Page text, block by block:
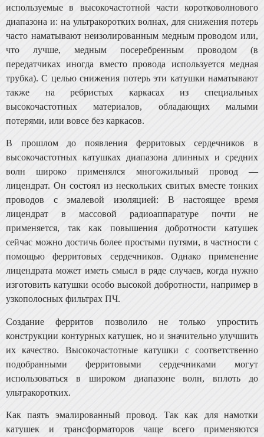
используемые в высокочастотной части коротковолно­вого
диапазона и: на ультракоротких волнах, для снижения потерь
часто наматывают неизолированным медным проводом или,
что лучше, медным посеребренным прово­дом (в
передатчиках иногда вместо провода использует­ся медная
трубка). С целью снижения потерь эти катушки наматывают
также на ребристых каркасах из специальных
высокочастотных материалов, обладающих малыми
потерями, или вовсе без каркасов.
В прошлом до появления ферритовых сердечников в
высокочастотных катушках диапазона длинных и сред­них
волн широко применялся многожильный провод —
лицендрат. Он состоял из нескольких свитых вместе тонких
проводов с эмалевой изоляцией: В настоящее время
лицендрат в массовой радиоаппаратуре почти не
применяется, так как повышения добротности катушек
сейчас можно достичь более простыми путями, в частности с
по­мощью ферритовых сердечников. Однако применение
лицендрата может иметь смысл в ряде случаев, когда нуж­но
изготовить катушки особо высокой добротности, на­пример в
узкополосных фильтрах ПЧ.
Создание ферритов позволило не только упростить
конструкции контурных катушек, но и значительно улуч­шить
их качество. Высокочастотные катушки с соответ­ственно
подобранными ферритовыми сердечниками могут
использоваться в широком диапазоне волн, вплоть до
ультракоротких.
Как паять эмалированный провод. Так как для на­мотки
катушек и трансформаторов чаще всего применя­ются